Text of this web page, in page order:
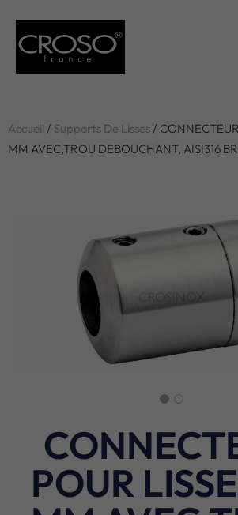
Accueil / Supports De Lisses/
MM AVEC,TROU DEBOUCHANT, AISI316
POUR